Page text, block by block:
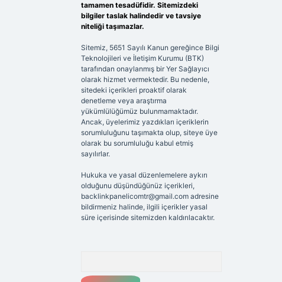
tamamen tesadüfidir. Sitemizdeki
bilgiler taslak halindedir ve tavsiye
niteliği taşımazlar.
Sitemiz, 5651 Sayılı Kanun gereğince Bilgi
Teknolojileri ve İletişim Kurumu (BTK)
tarafından onaylanmış bir Yer Sağlayıcı
olarak hizmet vermektedir. Bu nedenle,
sitedeki içerikleri proaktif olarak
denetleme veya araştırma
yükümlülüğümüz bulunmamaktadır.
Ancak, üyelerimiz yazdıkları içeriklerin
sorumluluğunu taşımakta olup, siteye üye
olarak bu sorumluluğu kabul etmiş
sayılırlar.
Hukuka ve yasal düzenlemelere aykırı
olduğunu düşündüğünüz içerikleri,
backlinkpanelicomtr@gmail.comadresine
bildirmeniz halinde, ilgili içerikler yasal
süre içerisinde sitemizden kaldırılacaktır.